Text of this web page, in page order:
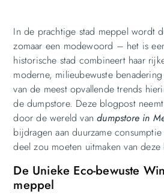
In de prachtige stad meppel wordt
zomaar een modewoord – het is
historische stad combineert haar
moderne, milieubewuste
van de meest opvallende trends
de dumpstore. Deze blogpost
door de wereld vandumpstore in
bijdragen aan duurzame
deel zou moeten uitmaken van
De Unieke Eco-bewuste
meppel